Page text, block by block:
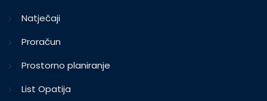
Natječaji
Proračun
Prostorno planiranje
List Opatija